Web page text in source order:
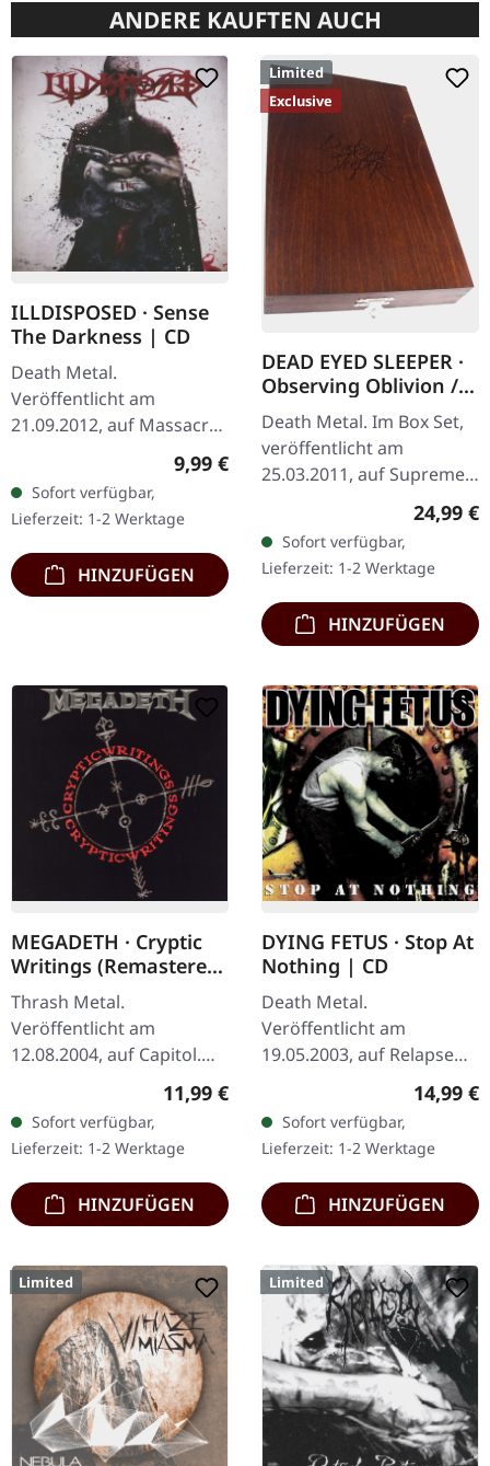
ANDERE KAUFTEN AUCH
ILLDISPOSED · Sense
The Darkness | CD
Death Metal.
Veröffentlicht am
21.09.2012, auf Massacre
Records. CD im Jewelcase.
Illdisposed liefern mit
ihrem siebten Vollalbum
ein vernichtendes…
Regulärer Preis:
9,99 €
Sofort verfügbar,
Lieferzeit: 1-2 Werktage
HINZUFÜGEN
Limited
Exclusive
DEAD EYED SLEEPER ·
Observing Oblivion /
Through Forests Of
Nonentities | 2CD
WOODEN BOX SET
Death Metal. Im Box Set,
veröffentlicht am
25.03.2011, auf Supreme
Chaos Records. Der
Nachfolger von "Through
Forests Of Nonentities"
ist direkter…
24,99 €
Sofort verfügbar,
Lieferzeit: 1-2 Werktage
HINZUFÜGEN
MEGADETH · Cryptic
Writings (Remastered)
| CD
Thrash Metal.
Veröffentlicht am
12.08.2004, auf Capitol.
CD im Jewelcase mit 24-
seitigem Booklet. Was für
eine Fahrt das ist!
Megadeths siebtes…
Regulärer Preis:
11,99 €
Sofort verfügbar,
Lieferzeit: 1-2 Werktage
HINZUFÜGEN
DYING FETUS · Stop At
Nothing | CD
Death Metal.
Veröffentlicht am
19.05.2003, auf Relapse
Records. CD im Jewelcase.
Dying Fetus liefern mit
"Stop At Nothing" einen
weiteren…
14,99 €
Sofort verfügbar,
Lieferzeit: 1-2 Werktage
HINZUFÜGEN
Limited Limited